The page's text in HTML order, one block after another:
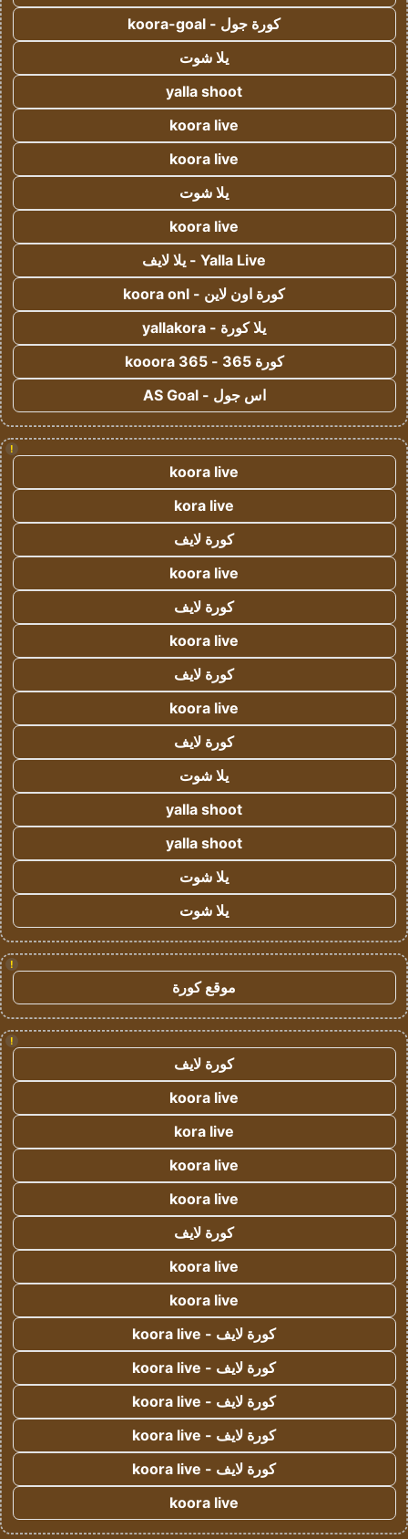
كورة جول - koora-goal
يلا شوت
yalla shoot
koora live
koora live
يلا شوت
koora live
Yalla Live - يلا لايف
كورة اون لاين - koora onl
يلا كورة - yallakora
كورة 365 - kooora 365
اس جول - AS Goal
!
koora live
kora live
كورة لايف
koora live
كورة لايف
koora live
كورة لايف
koora live
كورة لايف
يلا شوت
yalla shoot
yalla shoot
يلا شوت
يلا شوت
!
موقع كورة
!
كورة لايف
koora live
kora live
koora live
koora live
كورة لايف
koora live
koora live
كورة لايف - koora live
كورة لايف - koora live
كورة لايف - koora live
كورة لايف - koora live
كورة لايف - koora live
koora live